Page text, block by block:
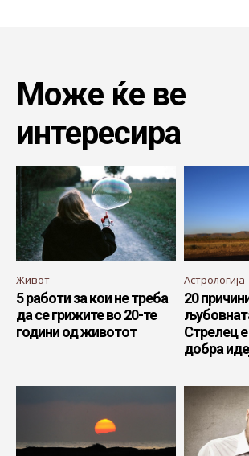
Може ќе ве
интересира
Живот
5 работи за кои не треба
да се грижите во 20-те
години од животот
Астрологија
20
Стрелец
добра